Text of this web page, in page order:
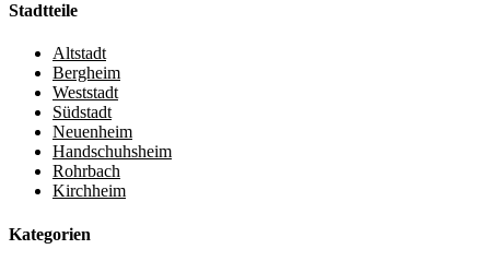
Stadtteile
Altstadt
Bergheim
Weststadt
Südstadt
Neuenheim
Handschuhsheim
Rohrbach
Kirchheim
Kategorien